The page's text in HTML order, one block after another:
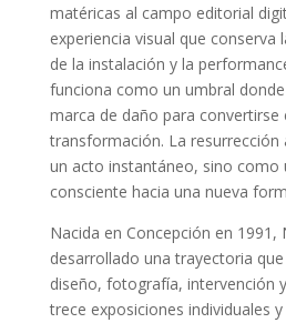
matéricas al campo editorial
experiencia visual que conserva
de la instalación y la
funciona como un umbral
marca de daño para convertirse
transformación. La
un acto instantáneo, sino como
consciente hacia una nueva
Nacida en Concepción en 1991,
desarrollado una trayectoria
diseño, fotografía, intervención
trece exposiciones individuales